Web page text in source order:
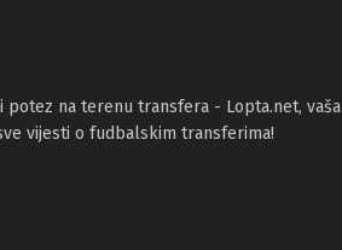
potez na terenu transfera - Lopta.net, vaša
vijesti o fudbalskim transferima!